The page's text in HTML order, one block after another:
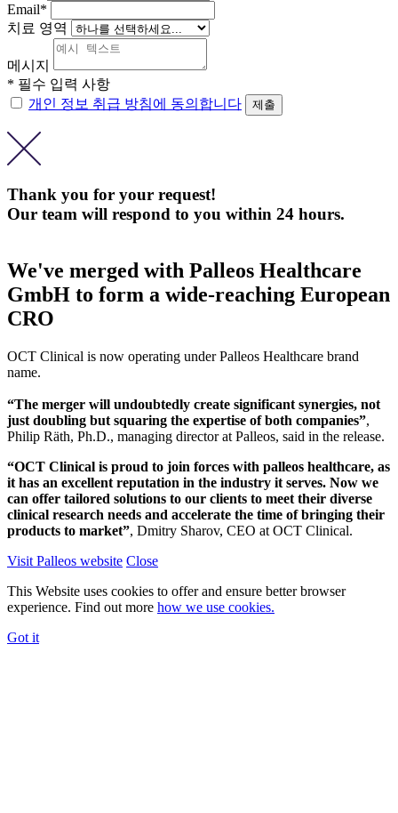
Email*
치료 영역
메시지
* 필수 입력 사항
개인 정보 취급 방침에 동의합니다
Thank you for your request!
Our team will respond to you within 24 hours.
We've merged with Palleos Healthcare
GmbH to form a wide-reaching European
CRO
OCT Clinical is now operating under Palleos Healthcare brand
name.
“The merger will undoubtedly create significant synergies, not
just doubling but squaring the expertise of both companies”,
Philip Räth, Ph.D., managing director at Palleos, said in the release.
“OCT Clinical is proud to join forces with palleos healthcare, as
it has an excellent reputation in the industry it serves. Now we
can offer tailored solutions to our clients to meet their diverse
clinical research needs and accelerate the time of bringing their
products to market”, Dmitry Sharov, CEO at OCT Clinical.
Visit Palleos website Close
This Website uses cookies to offer and ensure better browser
experience. Find out more how we use cookies.
Got it